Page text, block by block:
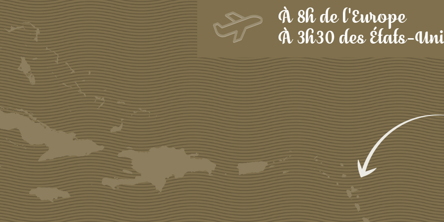
À 8h de l'Europe
À 3h30 des États-